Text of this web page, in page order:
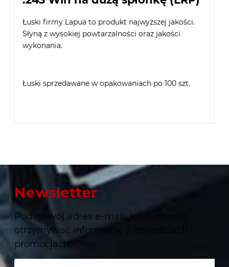
Łuski firmy Lapua to produkt najwyższej jakości.
Słyną z wysokiej powtarzalności oraz jakości
wykonania.
Łuski sprzedawane w opakowaniach po 100 szt.
Newsletter
Podaj swój adres e-mail, jeżeli chcesz
otrzymywać informacje o nowościach i
promocjach.